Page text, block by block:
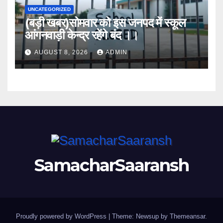
UNCATEGORIZED
(बड़ी खबर)सोमवार को इस जनपद में स्कूल
आंगनवाड़ी केन्द्र रहेंगे बंद ।।
AUGUST 8, 2026 ADMIN
SamacharSaaransh
Proudly powered by WordPress | Theme: Newsup by Themeansar.